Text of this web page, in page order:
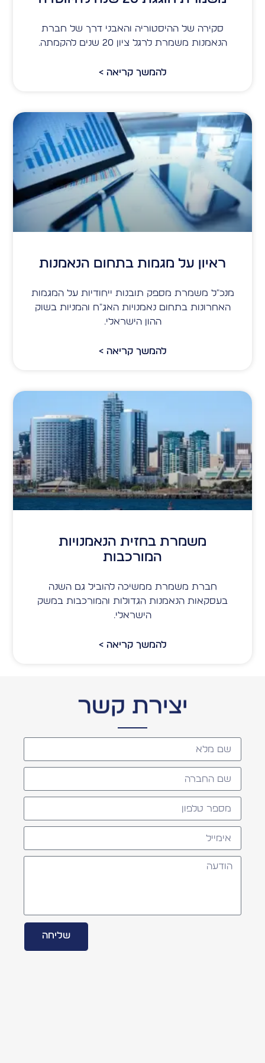
סקירה של ההיסטוריה והאבני דרך של חברת
הנאמנות משמרת לרגל ציון 20 שנים להקמתה.
להמשך קריאה >
ראיון על מגמות בתחום הנאמנות
מנכ"ל משמרת מספק תובנות ייחודיות על המגמות
האחרונות בתחום נאמנויות האג"ח והמניות בשוק
ההון הישראלי.
להמשך קריאה >
משמרת בחזית הנאמנויות
המורכבות
חברת משמרת ממשיכה להוביל גם השנה
בעסקאות הנאמנות הגדולות והמורכבות במשק
הישראלי.
להמשך קריאה >
יצירת קשר
שליחה